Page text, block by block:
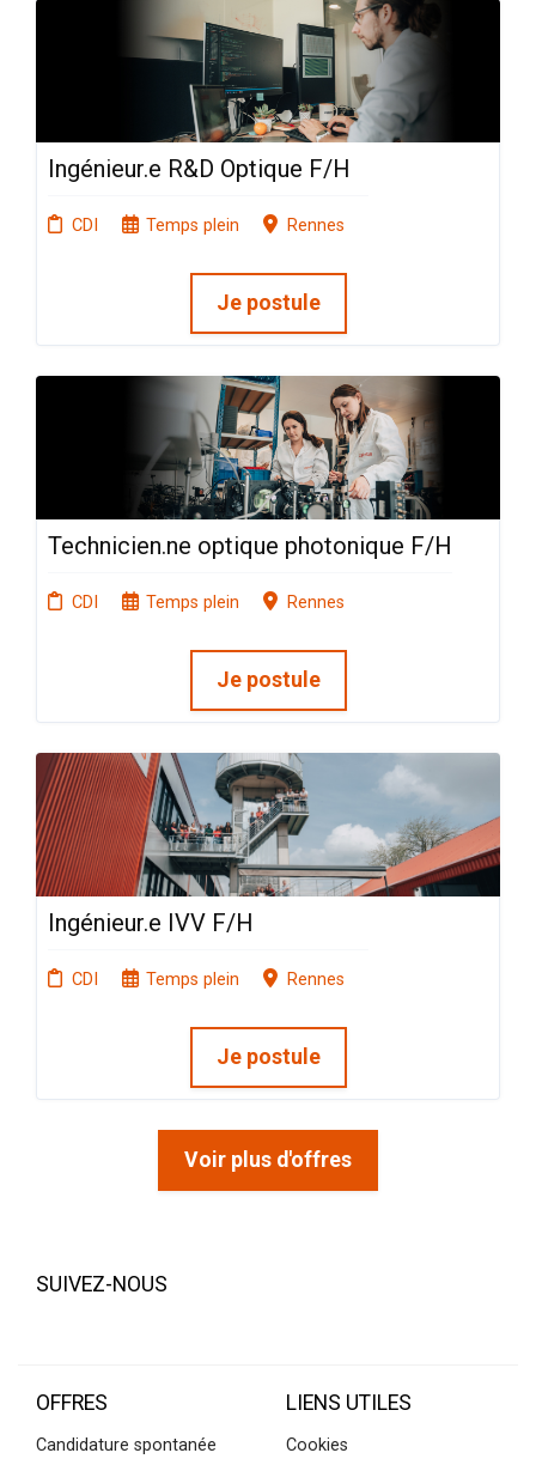
Ingénieur.e R&D Optique F/H
CDI Temps plein Rennes
Je postule
Technicien.ne optique photonique F/H
CDI Temps plein Rennes
Je postule
Ingénieur.e IVV F/H
CDI Temps plein Rennes
Je postule
Voir plus d'offres
SUIVEZ-NOUS
OFFRES
Candidature spontanée
LIENS UTILES
Cookies